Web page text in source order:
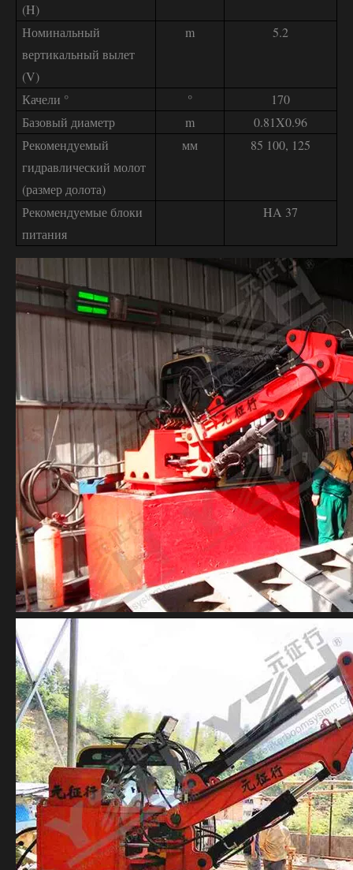
(H)
Номинальный
вертикальный вылет
(V)
m 5.2
Качели ° °
170
Базовый диаметр
m
0.81X0.96
Рекомендуемый
гидравлический молот
(размер долота)
мм 85 100, 125
Рекомендуемые блоки
питания
HA 37